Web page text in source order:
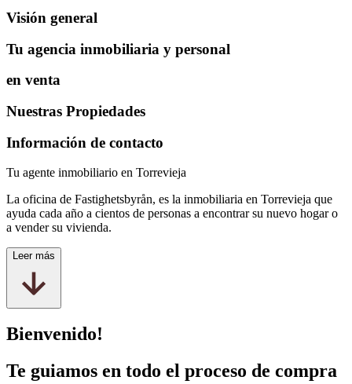
Visión general
Tu agencia inmobiliaria y personal
en venta
Nuestras Propiedades
Información de contacto
Tu agente inmobiliario en Torrevieja
La oficina de Fastighetsbyrån, es la inmobiliaria en Torrevieja que
ayuda cada año a cientos de personas a encontrar su nuevo hogar o
a vender su vivienda.
Leer más
Bienvenido!
Te guiamos en todo el proceso de compra